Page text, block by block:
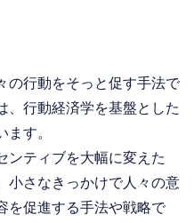
の行動をそっと促す手法で
、行動経済学を基盤とした
す。
ンティブを大幅に変えた
小さなきっかけで人々の意
を促進する手法や戦略で